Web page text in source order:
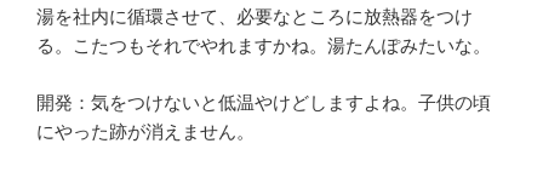
湯を社内に循環させて、必要なところに放熱器をつけ
る。こたつもそれでやれますかね。湯たんぽみたいな。
開発：気をつけないと低温やけどしますよね。子供の頃
にやった跡が消えません。